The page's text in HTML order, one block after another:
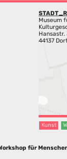
Museum
Hansastr.
44137
Kunst
für